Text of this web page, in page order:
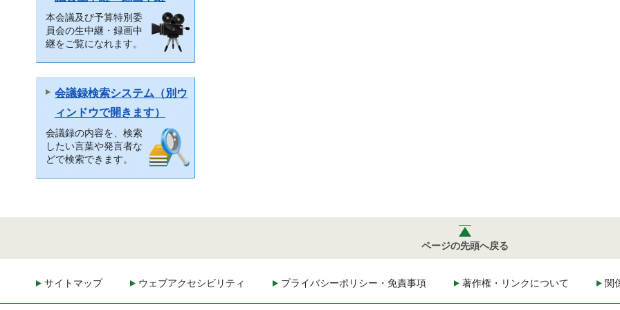
本会議及び予算特別委
員会の生中継・録画中
継をご覧になれます。
会議録検索システム（別ウ
ィンドウで開きます）
会議録の内容を、検索
したい言葉や発言者な
どで検索できます。
ページの先頭へ戻る
サイトマップ ウェブアクセシビリティ プライバシーポリシー・免責事項 著作権・リンクについて 関